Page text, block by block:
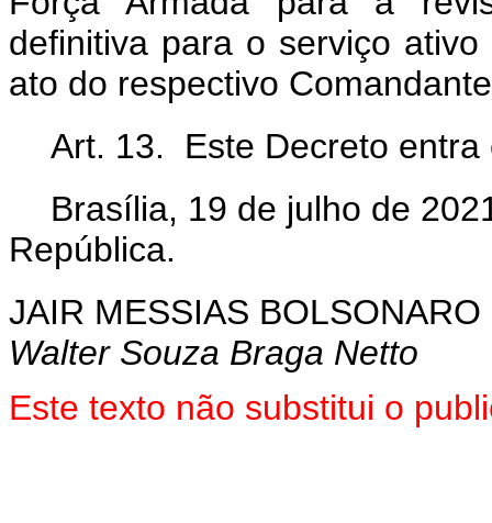
definitiva para o serviço
ato do respectivo
Art. 13. Este Decreto entra
Brasília, 19 de julho de
República.
JAIR MESSIAS BOLSONARO
Walter Souza Braga Netto
Este texto não substitui o